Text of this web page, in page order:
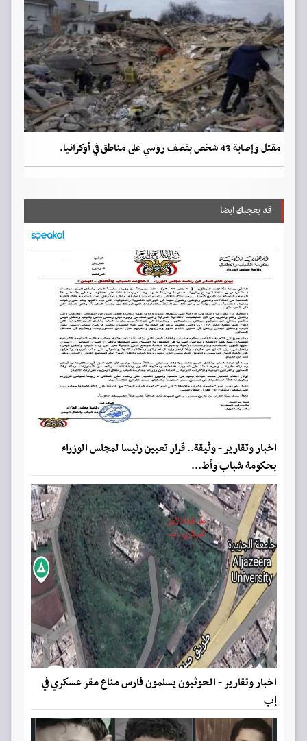
مقتل وإصابة 43 شخص بقصف روسي على مناطق في أوكرانيا.
قد يعجبك ايضا
اخبار وتقارير - وثيقة.. قرار تعيين رئيسا لمجلس الوزراء
بحكومة شباب وأط...
اخبار وتقارير - الحوثيون يسلمون فارس مناع مقر عسكري في
إب